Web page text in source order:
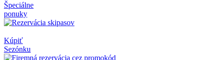
Špeciálne
ponuky
Kúpiť
Sezónku